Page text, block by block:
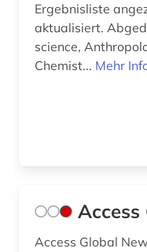
bildnis (1)
Ergebnisliste
aktualisiert. Abgedeckte Disziplinen: Animal
science,
Chemist... Mehr
Access Global